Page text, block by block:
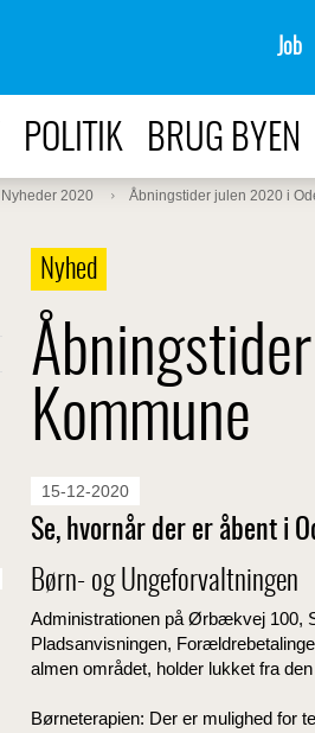
Job
POLITIK BRUG BYEN
Nyheder 2020 Åbningstider julen 2020 i
Nyhed
Kommune
15-12-2020
Se, hvornår der er åbent i
Børn- og Ungeforvaltningen
Administrationen på Ørbækvej 100,
Pladsanvisningen,
almen området, holder lukket fra
Børneterapien: Der er mulighed for